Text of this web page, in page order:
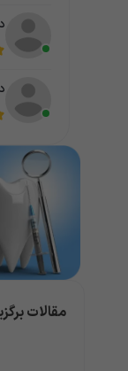
مقالات